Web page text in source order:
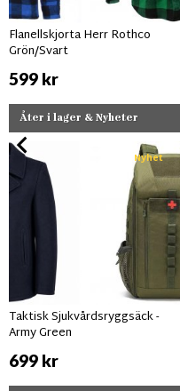
Flanellskjorta Herr Rothco
Grön/Svart
599 kr
Åter i lager & Nyheter
Nyhet
Taktisk Sjukvårdsryggsäck -
Army Green
699 kr